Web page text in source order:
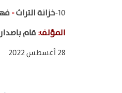
10- خزانة التراث-
المؤلف: قام
28 أغسطس 2022